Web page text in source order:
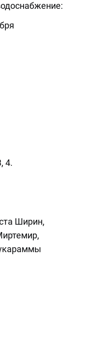
4.
Ширин,